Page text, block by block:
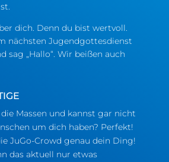
dich. Denn du bist wertvoll.
nächsten Jugendgottesdienst
sag „Hallo“. Wir beißen auch
Massen und kannst gar nicht
um dich haben? Perfekt!
JuGo-Crowd genau dein Ding!
das aktuell nur etwas